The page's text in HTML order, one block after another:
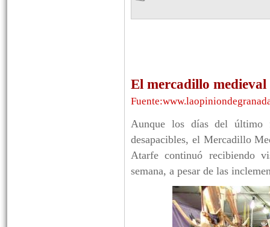
El mercadillo
Aunque los días del último
desapacibles, el Mercadillo
Atarfe continuó recibiendo
semana, a pesar de las